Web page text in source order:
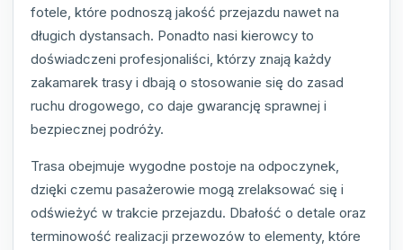
fotele, które podnoszą jakość przejazdu nawet na
długich dystansach. Ponadto nasi kierowcy to
doświadczeni profesjonaliści, którzy znają każdy
zakamarek trasy i dbają o stosowanie się do zasad
ruchu drogowego, co daje gwarancję sprawnej i
bezpiecznej podróży.
Trasa obejmuje wygodne postoje na odpoczynek,
dzięki czemu pasażerowie mogą zrelaksować się i
odświeżyć w trakcie przejazdu. Dbałość o detale oraz
terminowość realizacji przewozów to elementy, które